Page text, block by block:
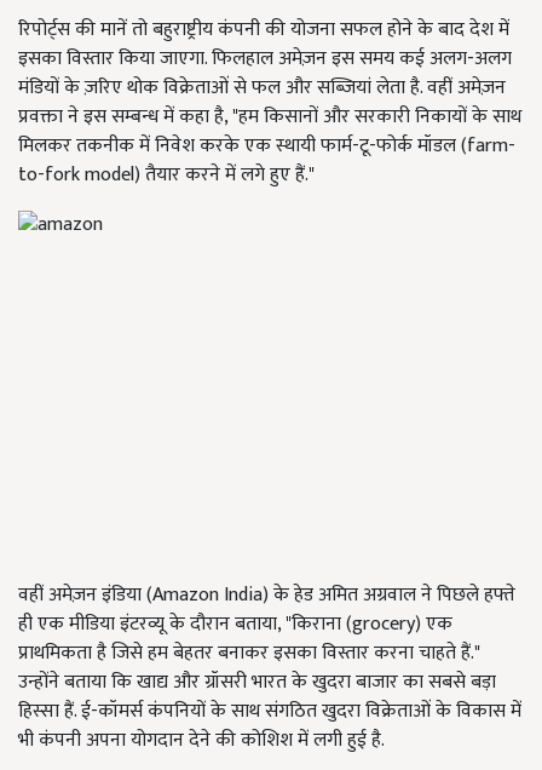
रिपोर्ट्स की मानें तो बहुराष्ट्रीय कंपनी की योजना सफल होने के बाद देश में
इसका विस्तार किया जाएगा. फिलहाल अमेज़न इस समय कई अलग-अलग
मंडियों के ज़रिए थोक विक्रेताओं से फल और सब्ज़ियां लेता है. वहीं अमेज़न
प्रवक्ता ने इस सम्बन्ध में कहा है, "हम किसानों और सरकारी निकायों के साथ
मिलकर तकनीक में निवेश करके एक स्थायी फार्म-टू-फोर्क मॉडल (farm-
to-fork model) तैयार करने में लगे हुए हैं."
वहीं अमेज़न इंडिया (Amazon India) के हेड अमित अग्रवाल ने पिछले हफ्ते
ही एक मीडिया इंटरव्यू के दौरान बताया, "किराना (grocery) एक
प्राथमिकता है जिसे हम बेहतर बनाकर इसका विस्तार करना चाहते हैं."
उन्होंने बताया कि खाद्य और ग्रॉसरी भारत के खुदरा बाजार का सबसे बड़ा
हिस्सा हैं. ई-कॉमर्स कंपनियों के साथ संगठित खुदरा विक्रेताओं के विकास में
भी कंपनी अपना योगदान देने की कोशिश में लगी हुई है.